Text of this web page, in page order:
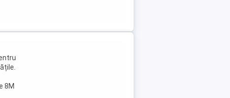
8M